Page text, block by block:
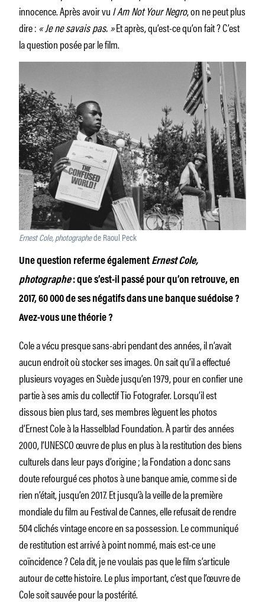
innocence. Après avoir vuI Am Not Your Negro, on ne peut plus
dire : « Je ne savais pas. »Et après, qu’est-ce qu’on fait ? C’est
la question posée par le film.
Ernest Cole, photographede Raoul Peck
Une question referme également Ernest Cole,
photographe: que s’est-il passé pour qu’on retrouve, en
2017, 60 000 de ses négatifs dans une banque suédoise ?
Avez-vous une théorie ?
Cole a vécu presque sans-abri pendant des années, il n’avait
aucun endroit où stocker ses images. On sait qu’il a effectué
plusieurs voyages en Suède jusqu’en 1979, pour en confier une
partie à ses amis du collectif Tio Fotografer. Lorsqu’il est
dissous bien plus tard, ses membres lèguent les photos
d’Ernest Cole à la Hasselblad Foundation. À partir des années
2000, l’UNESCO œuvre de plus en plus à la restitution des biens
culturels dans leur pays d’origine ; la Fondation a donc sans
doute refourgué ces photos à une banque amie, comme si de
rien n’était, jusqu’en 2017. Et jusqu’à la veille de la première
mondiale du film au Festival de Cannes, elle refusait de rendre
504 clichés vintage encore en sa possession. Le communiqué
de restitution est arrivé à point nommé, mais est-ce une
coïncidence ? Cela dit, je ne voulais pas que le film s’articule
autour de cette histoire. Le plus important, c’est que l’œuvre de
Cole soit sauvée pour la postérité.